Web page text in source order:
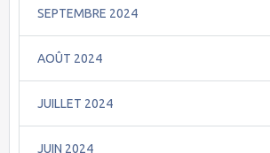
SEPTEMBRE 2024
AOÛT 2024
JUILLET 2024
JUIN 2024